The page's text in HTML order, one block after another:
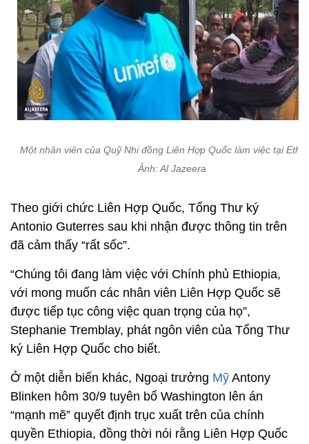
Một nhân viên của Quỹ Nhi đồng Liên Hợp Quốc làm việc tại
Ảnh: Al Jazeera
Theo giới chức Liên Hợp Quốc, Tổng Thư ký
Antonio Guterres sau khi nhận được thông tin trên
đã cảm thấy “rất sốc”.
“Chúng tôi đang làm việc với Chính phủ Ethiopia,
với mong muốn các nhân viên Liên Hợp Quốc sẽ
được tiếp tục công việc quan trọng của họ”,
Stephanie Tremblay, phát ngôn viên của Tổng Thư
ký Liên Hợp Quốc cho biết.
Ở một diễn biến khác, Ngoại trưởng Mỹ Antony
Blinken hôm 30/9 tuyên bố Washington lên án
“mạnh mẽ” quyết định trục xuất trên của chính
quyền Ethiopia, đồng thời nói rằng Liên Hợp Quốc